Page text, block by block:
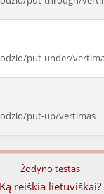
put-under/
put-up/vertimas
Žodyno testas
Ką reiškia lietuviškai?